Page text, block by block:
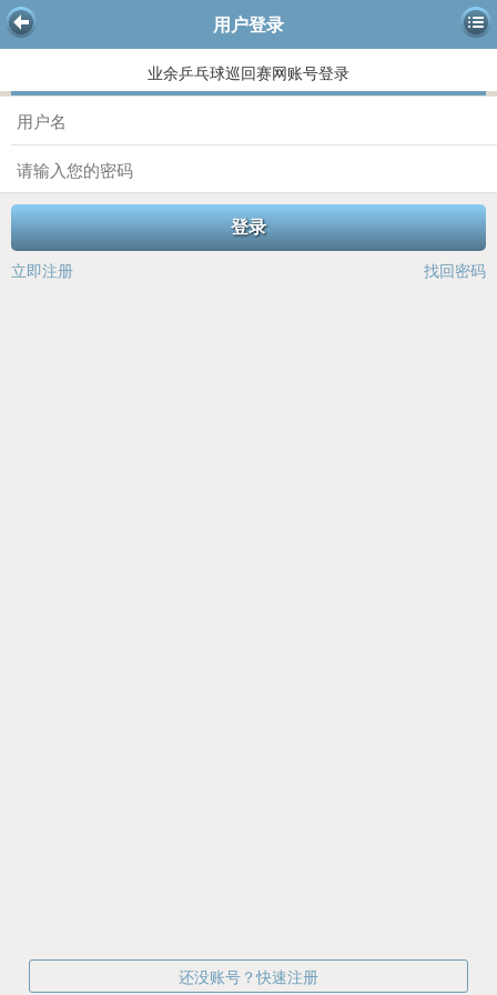
用户登录
业余乒乓球巡回赛网账号登录
登录
立即注册 找回密码
还没账号？快速注册